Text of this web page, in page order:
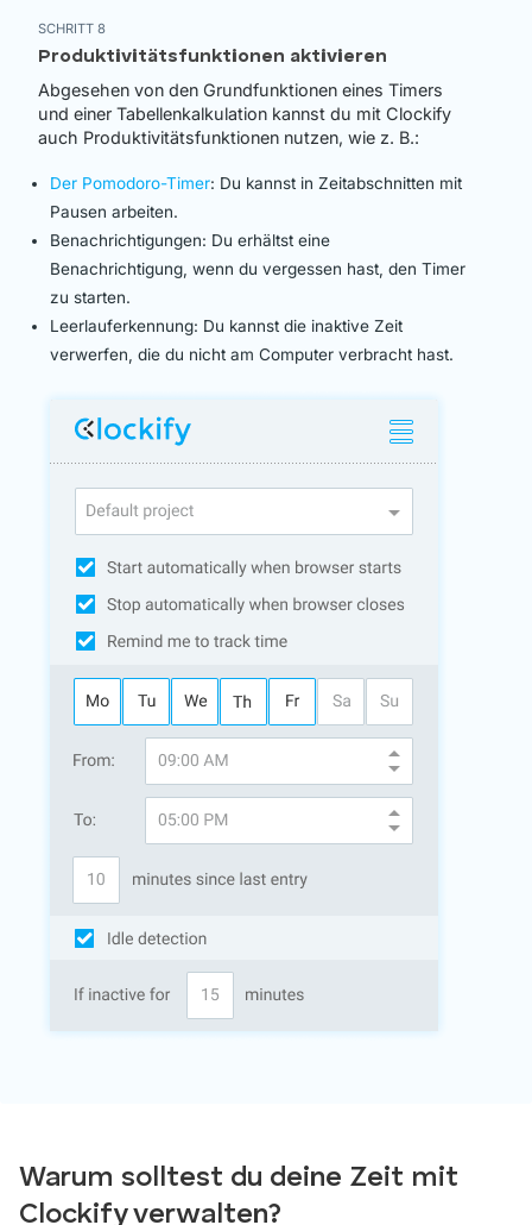
SCHRITT 8
Produktivitätsfunktionen aktivieren
Abgesehen von den Grundfunktionen eines Timers
und einer Tabellenkalkulation kannst du mit Clockify
auch Produktivitätsfunktionen nutzen, wie z. B.:
Der Pomodoro-Timer: Du kannst in Zeitabschnitten mit
Pausen arbeiten.
Benachrichtigungen: Du erhältst eine
Benachrichtigung, wenn du vergessen hast, den Timer
zu starten.
Leerlauferkennung: Du kannst die inaktive Zeit
verwerfen, die du nicht am Computer verbracht hast.
Warum solltest du deine Zeit mit
Clockify verwalten?